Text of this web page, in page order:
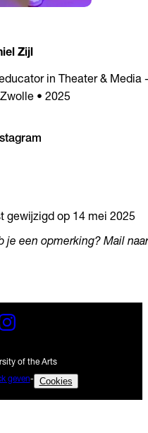
Zijl
in Theater & Media -
• 2025
gewijzigd op 14 mei 2025
je een opmerking? Mail naar
of the Arts
geven- Cookies